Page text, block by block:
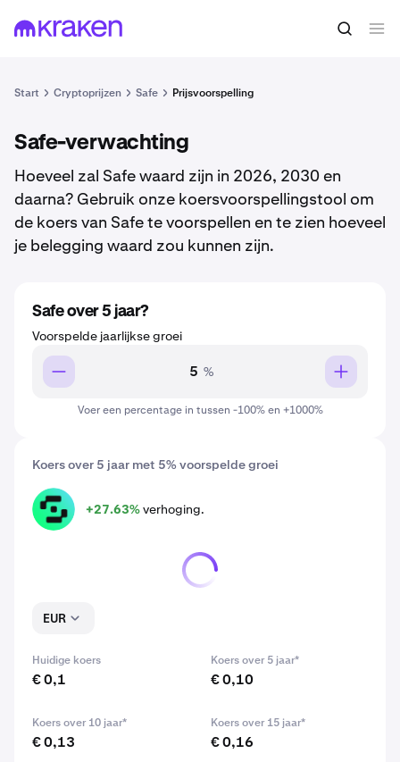
Start Cryptoprijzen Safe Prijsvoorspelling
Safe-verwachting
Hoeveel zal Safe waard zijn in 2026, 2030 en
daarna? Gebruik onze koersvoorspellingstool om
de koers van Safe te voorspellen en te zien hoeveel
je belegging waard zou kunnen zijn.
Koers over 5 jaar met 5% voorspelde groei
SAFE +27.63%verhoging.
EUR
Huidige koers
€ 0,1
Koers over 5 jaar*
€ 0,10
Koers over 10 jaar*
€ 0,13
Koers over 15 jaar*
€ 0,16
Safe over 5 jaar?
Voorspelde jaarlijkse groei
%
Voer een percentage in tussen -100% en +1000%